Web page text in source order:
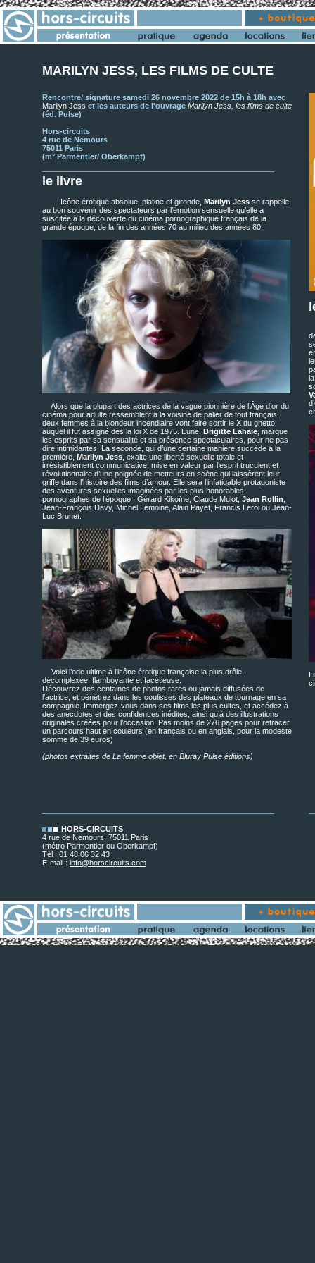
MARILYN JESS, LES FILMS DE CULTE
Rencontre/ signature samedi 26 novembre 2022 de 15h à 18h avec
Marilyn Jess et les auteurs de l'ouvrage Marilyn Jess, les films de culte
(éd. Pulse)
Hors-circuits
4 rue de Nemours
75011 Paris
(m° Parmentier/ Oberkampf)
le livre
Icône érotique absolue, platine et gironde, Marilyn Jess se rappelle
au bon souvenir des spectateurs par l’émotion sensuelle qu’elle a
suscitée à la découverte du cinéma pornographique français de la
grande époque, de la fin des années 70 au milieu des années 80.
Alors que la plupart des actrices de la vague pionnière de l’Âge d’or du
cinéma pour adulte ressemblent à la voisine de palier de tout français,
deux femmes à la blondeur incendiaire vont faire sortir le X du ghetto
auquel il fut assigné dès la loi X de 1975. L’une, Brigitte Lahaie , marque
les esprits par sa sensualité et sa présence spectaculaires, pour ne pas
dire intimidantes. La seconde, qui d’une certaine manière succède à la
première, Marilyn Jess , exalte une liberté sexuelle totale et
irrésistiblement communicative, mise en valeur par l’esprit truculent et
révolutionnaire d’une poignée de metteurs en scène qui laissèrent leur
griffe dans l’histoire des films d’amour. Elle sera l’infatigable protagoniste
des aventures sexuelles imaginées par les plus honorables
pornographes de l’époque : Gérard Kikoïne, Claude Mulot, Jean Rollin
Jean-François Davy, Michel Lemoine, Alain Payet, Francis Leroi ou Jean-
Luc Brunet.
Voici l’ode ultime à l’icône érotique française la plus drôle,
décomplexée, flamboyante et facétieuse.
Découvrez des centaines de photos rares ou jamais diffusées de
l’actrice, et pénétrez dans les coulisses des plateaux de tournage en sa
compagnie. Immergez-vous dans ses films les plus cultes, et accédez à
des anecdotes et des confidences inédites, ainsi qu’à des illustrations
originales créées pour l’occasion. Pas moins de 276 pages pour retracer
un parcours haut en couleurs (en français ou en anglais, pour la modeste
somme de 39 euros)
(photos extraites de La femme objet, en Bluray Pulse éditions)
HORS-CIRCUITS
4 rue de Nemours, 75011 Paris
(métro Parmentier ou Oberkampf)
Tél : 01 48 06 32 43
E-mail : info@horscircuits.com